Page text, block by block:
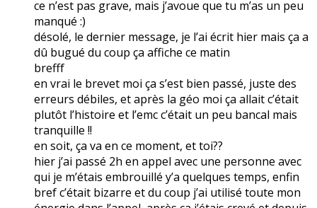
ce n’est pas grave, mais j’avoue que tu m’as un peu
manqué :)
désolé, le dernier message, je l’ai écrit hier mais ça a
dû bugué du coup ça affiche ce matin
brefff
en vrai le brevet moi ça s’est bien passé, juste des
erreurs débiles, et après la géo moi ça allait c’était
plutôt l’histoire et l’emc c’était un peu bancal mais
tranquille !!
en soit, ça va en ce moment, et toi??
hier j’ai passé 2h en appel avec une personne avec
qui je m’étais embrouillé y’a quelques temps, enfin
bref c’était bizarre et du coup j’ai utilisé toute mon